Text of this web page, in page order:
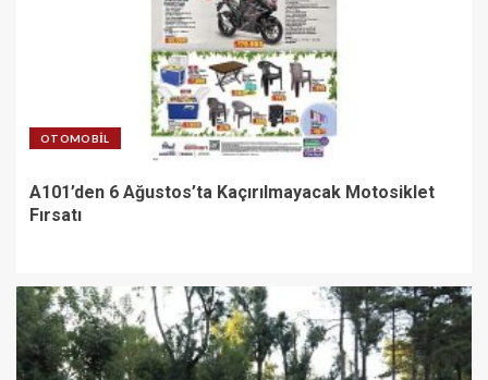
OTOMOBIL
A101’den 6 Ağustos’ta Kaçırılmayacak Motosiklet
Fırsatı